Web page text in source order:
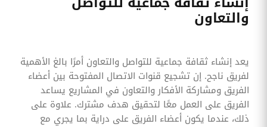
والتعاون
يعد إنشاء ثقافة جماعية للتواصل والتعاون أمرًا بالغ الأهمية
لفريق ناجح. إن تشجيع قنوات الاتصال المفتوحة بين أعضاء
الفريق ومشاركة الأفكار والتعاون في المشاريع يساعد
الفريق على العمل معًا لتحقيق هدف مشترك. علاوة على
ذلك، عندما يكون أعضاء الفريق على دراية بما يجري مع